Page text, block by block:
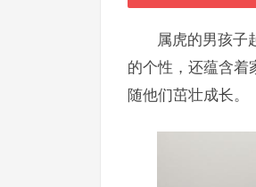
属虎的男孩子
的个性，还蕴含着
随他们茁壮成长。